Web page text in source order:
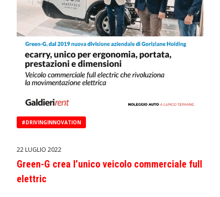
#DRIVINGINNOVATION
22 LUGLIO 2022
Green-G crea l’unico veicolo commerciale full
elettric